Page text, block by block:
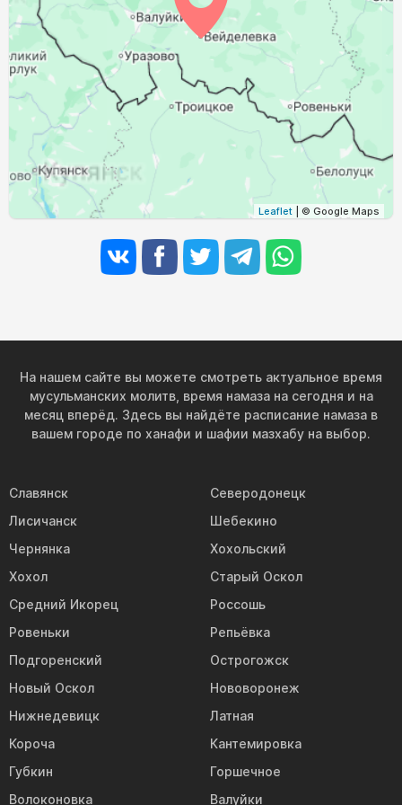
30, Вс 05:38 12:27 16:12 20:53
31, Пн 03:54 05:39 12:27 19:13 20:50
Leaflet | © Google Maps
На нашем сайте вы можете смотреть актуальное время
мусульманских молитв, время намаза на сегодня и на
месяц вперёд. Здесь вы найдёте расписание намаза в
вашем городе по ханафи и шафии мазхабу на выбор.
Славянск
Северодонецк
Лисичанск
Шебекино
Чернянка
Хохольский
Хохол
Старый Оскол
Средний Икорец
Россошь
Ровеньки
Репьёвка
Подгоренский
Острогожск
Новый Оскол
Нововоронеж
Нижнедевицк
Латная
Короча
Кантемировка
Губкин
Горшечное
Волоконовка
Валуйки